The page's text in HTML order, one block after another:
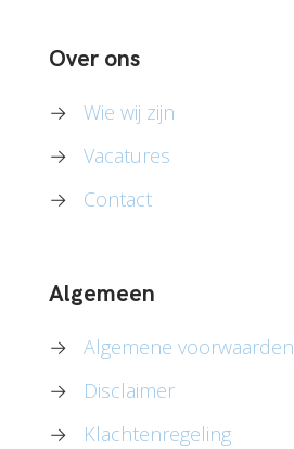
Over ons
→
Wie wij zijn
→
Vacatures
→
Contact
Algemeen
→
Algemene voorwaarden
→
Disclaimer
→
Klachtenregeling